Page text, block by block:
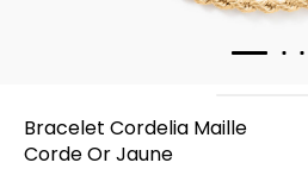
Bracelet Cordelia Maille
Corde Or Jaune